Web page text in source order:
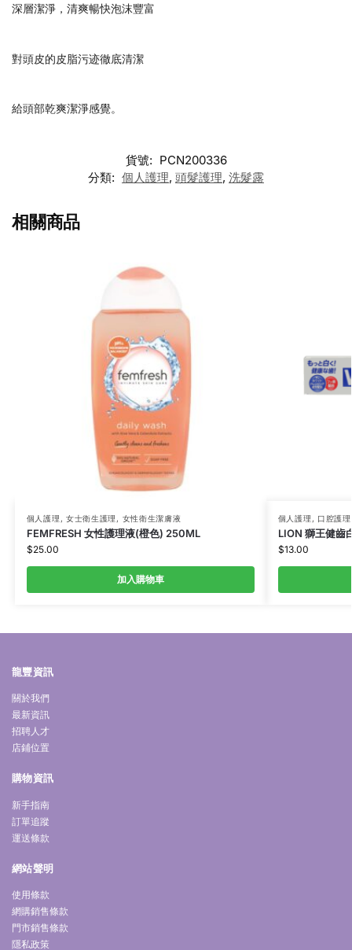
深層潔淨，清爽暢快泡沫豐富
對頭皮的皮脂污迹徹底清潔
給頭部乾爽潔淨感覺。
貨號: PCN200336
分類: 個人護理, 頭髮護理, 洗髮露
相關商品
個人護理 , 女士衛生護理 , 女性衛生潔膚液
FEMFRESH 女性護理液(橙色) 250ML
$25.00
加入購物車
個人護理 , 口腔護理
LION 獅王健齒
$13.00
龍豐資訊
關於我們
最新資訊
招聘人才
店鋪位置
購物資訊
新手指南
訂單追蹤
運送條款
網站聲明
使用條款
網購銷售條款
門市銷售條款
隱私政策